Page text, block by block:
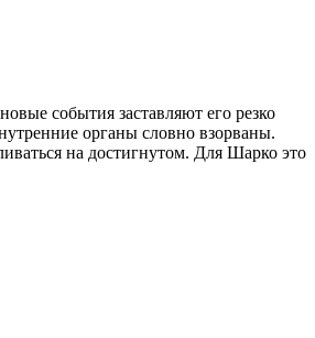
события заставляют его резко
органы словно взорваны.
на достигнутом. Для Шарко это